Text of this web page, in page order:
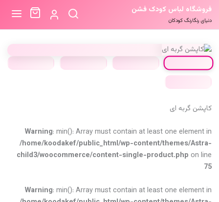
فروشگاه لباس کودک فشن
دنیای رنگارنگ کودکان
کاپشن گربه ای
Warning: min(): Array must contain at least one element in
/home/koodakef/public_html/wp-content/themes/Astra-
child3/woocommerce/content-single-product.php on line
75
Warning: min(): Array must contain at least one element in